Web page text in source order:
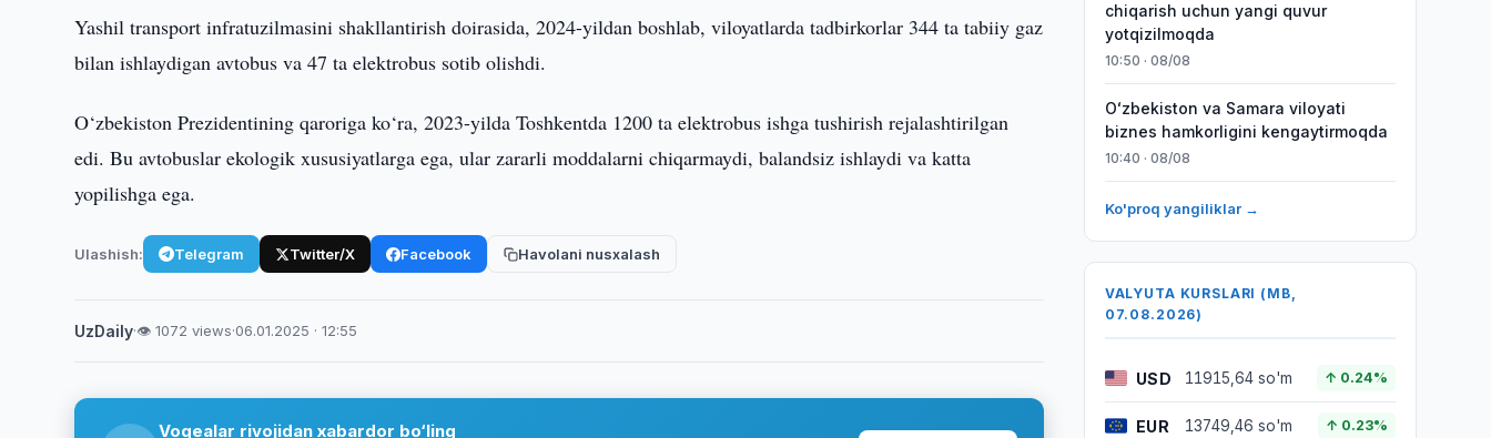
Yashil transport infratuzilmasini shakllantirish doirasida, 2024-yildan boshlab, viloyatlarda tadbirkorlar 344 ta tabiiy gaz
bilan ishlaydigan avtobus va 47 ta elektrobus sotib olishdi.
O‘zbekiston Prezidentining qaroriga ko‘ra, 2023-yilda Toshkentda 1200 ta elektrobus ishga tushirish rejalashtirilgan
edi. Bu avtobuslar ekologik xususiyatlarga ega, ular zararli moddalarni chiqarmaydi, balandsiz ishlaydi va katta
yopilishga ega.
Ulashish: Telegram Twitter/X Facebook Havolani nusxalash
UzDaily·👁 1072 views·06.01.2025 · 12:55
Voqealar rivojidan xabardor bo‘ling
chiqarish uchun yangi quvur
yotqizilmoqda
10:50 · 08/08
Oʻzbekiston va Samara viloyati
biznes hamkorligini kengaytirmoqda
10:40 · 08/08
Ko'proq yangiliklar →
VALYUTA KURSLARI (MB,
07.08.2026)
USD 11915,64 so'm ↑ 0.24%
EUR 13749,46 so'm ↑ 0.23%